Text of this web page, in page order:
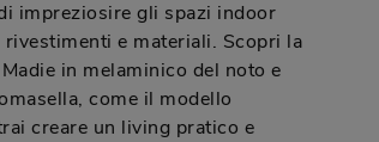
impreziosire gli spazi indoor
e materiali. Scopri la
in melaminico del noto e
come il modello
creare un living pratico e